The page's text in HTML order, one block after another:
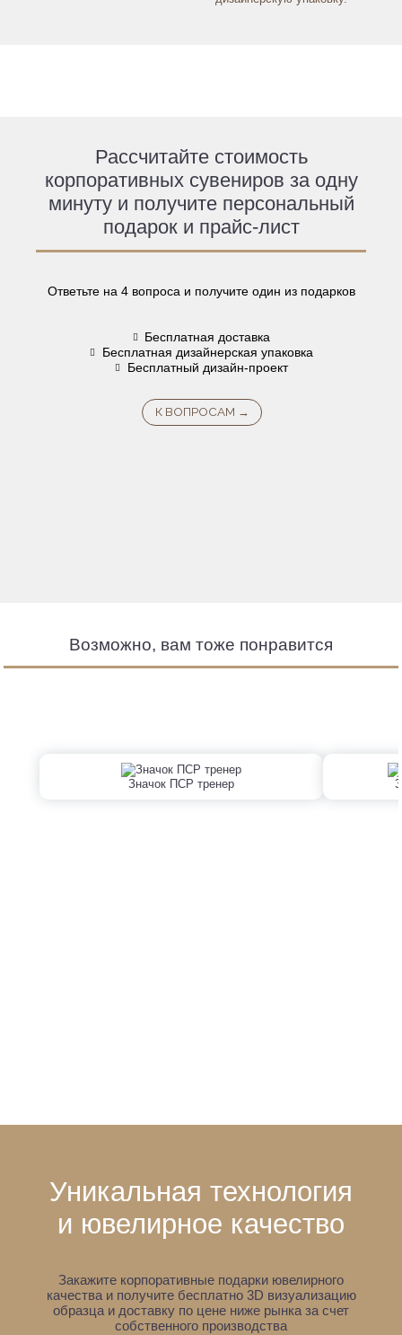
Рассчитайте стоимость
корпоративных сувениров за одну
минуту и получите персональный
подарок и прайс-лист
Ответьте на 4 вопроса и получите один из подарков
Бесплатная доставка
Бесплатная дизайнерская упаковка
Бесплатный дизайн-проект
Возможно, вам тоже понравится
Значок ПСР тренер
Уникальная технология
и ювелирное качество
Закажите корпоративные подарки ювелирного
качества и получите бесплатно 3D визуализацию
образца и доставку по цене ниже рынка за счет
собственного производства